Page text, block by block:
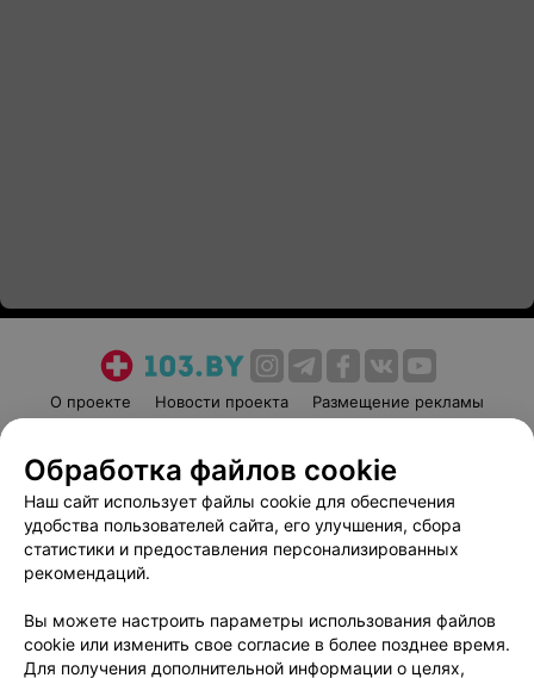
О проекте Новости проекта
Размещение рекламы
Пользовательское соглашение
Способы оплаты
Вакансии
Партнеры
Написать руководителю 103.by
Обработка персональных данных
Обработка файлов cookie
Наш сайт использует файлы cookie для обеспечения
удобства пользователей сайта, его улучшения, сбора
статистики и предоставления персонализированных
рекомендаций.
Вы можете настроить параметры использования файлов
cookie или изменить свое согласие в более позднее время.
Для получения дополнительной информации о целях,